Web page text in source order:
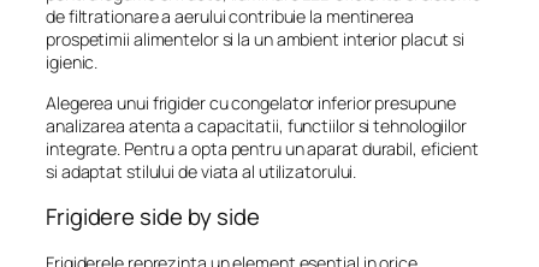
de filtrationare a aerului contribuie la mentinerea
prospetimii alimentelor si la un ambient interior placut si
igienic.
Alegerea unui frigider cu congelator inferior presupune
analizarea atenta a capacitatii, functiilor si tehnologiilor
integrate. Pentru a opta pentru un aparat durabil, eficient
si adaptat stilului de viata al utilizatorului.
Frigidere side by side
Frigiderele reprezinta un element esential in orice